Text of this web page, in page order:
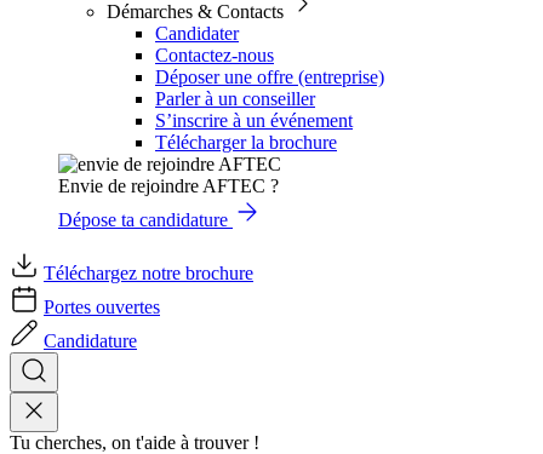
Démarches & Contacts
Candidater
Contactez-nous
Déposer une offre (entreprise)
Parler à un conseiller
S’inscrire à un événement
Télécharger la brochure
Envie de rejoindre AFTEC ?
Dépose ta candidature
Téléchargez notre brochure
Portes ouvertes
Candidature
Tu cherches, on t'aide à trouver !